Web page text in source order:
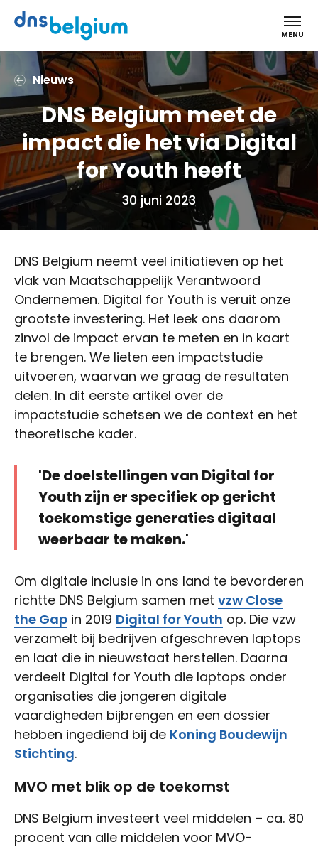
DNS Belgium
MENU
Nieuws
DNS Belgium meet de
impact die het via Digital
for Youth heeft
30 juni 2023
DNS Belgium neemt veel initiatieven op het
vlak van Maatschappelijk Verantwoord
Ondernemen. Digital for Youth is veruit onze
grootste investering. Het leek ons daarom
zinvol de impact ervan te meten en in kaart
te brengen. We lieten een impactstudie
uitvoeren, waarvan we graag de resultaten
delen. In dit eerste artikel over de
impactstudie schetsen we de context en het
theoretische kader.
'De doelstellingen van Digital for
Youth zijn er specifiek op gericht
toekomstige generaties digitaal
weerbaar te maken.'
Om digitale inclusie in ons land te bevorderen
richtte DNS Belgium samen met vzw Close
the Gap in 2019 Digital for Youth op. Die vzw
verzamelt bij bedrijven afgeschreven laptops
en laat die in nieuwstaat herstellen. Daarna
verdeelt Digital for Youth die laptops onder
organisaties die jongeren digitale
vaardigheden bijbrengen en een dossier
hebben ingediend bij de Koning Boudewijn
Stichting.
MVO met blik op de toekomst
DNS Belgium investeert veel middelen – ca. 80
procent van alle middelen voor MVO-